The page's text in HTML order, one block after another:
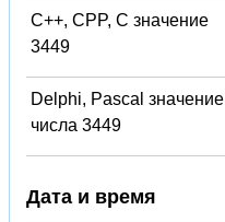
C++, CPP, C значение
3449
Delphi, Pascal значение
числа 3449
Дата и время